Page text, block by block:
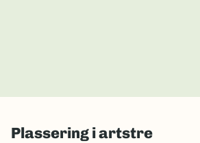
Plassering i artstre